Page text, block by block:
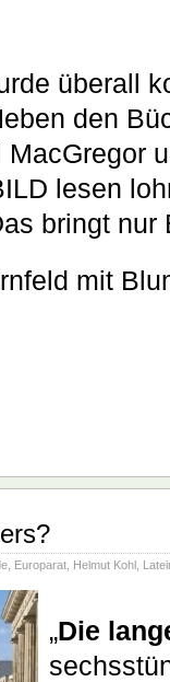
überall
den
lesen
bringt nur
mit
Europarat Helmut Kohl
„Die